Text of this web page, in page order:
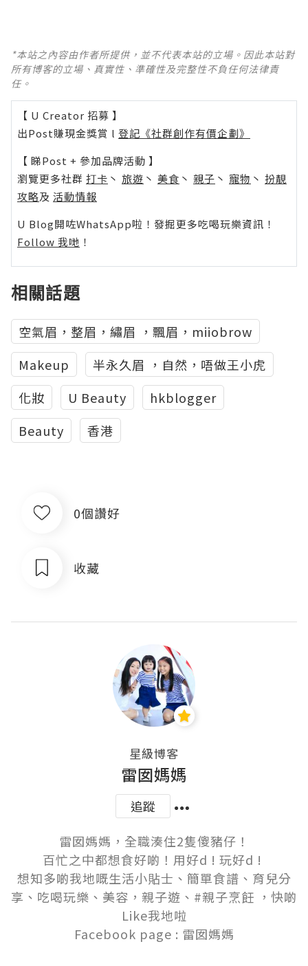
*本站之內容由作者所提供，並不代表本站的立場。因此本站對
所有博客的立場、真實性、準確性及完整性不負任何法律責
任。
【 U Creator 招募 】
出Post賺現金獎賞 l 登記《社群創作有價企劃》
【 睇Post + 參加品牌活動 】
瀏覽更多社群 打卡 丶 旅遊 丶 美食 丶 親子 丶 寵物 丶 扮靚
攻略及 活動情報
U Blog開咗WhatsApp啦！發掘更多吃喝玩樂資訊！
Follow 我哋 ！
相關話題
空氣眉，整眉，繡眉 ，飄眉，miiobrow
Makeup
半永久眉 ，自然，唔做王小虎
化妝
U Beauty
hkblogger
Beauty
香港
0個讚好
收藏
星級博客
雷囡媽媽
追蹤
雷囡媽媽，全職湊住2隻傻豬仔！
百忙之中都想食好啲！用好d ! 玩好d !
想知多啲我地嘅生活小貼士、簡單食譜、育兒分
享、吃喝玩樂、美容，親子遊、#親子烹飪 ，快啲
Like我地啦
Facebook page : 雷囡媽媽